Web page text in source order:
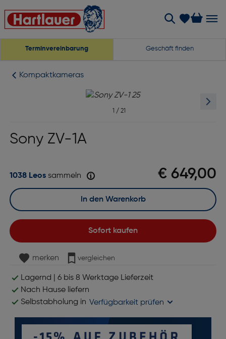
Terminvereinbarung Geschäft finden
Kompaktkameras
1 / 21
Sony ZV-1A
€ 649,00
1038 Leossammeln
Sofort kaufen
In den Warenkorb
merken vergleichen
Lagernd | 6 bis 8 Werktage Lieferzeit
Nach Hause liefern
Selbstabholung in Verfügbarkeit prüfen